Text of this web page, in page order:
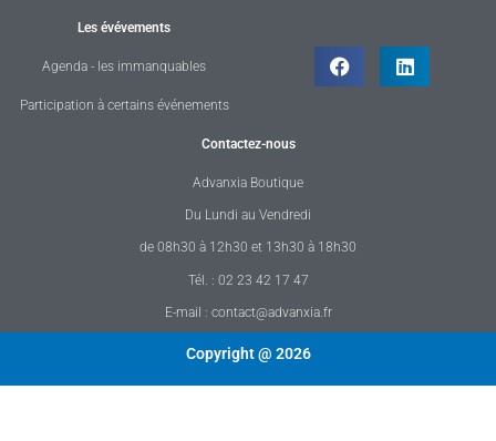
Les évévements
Agenda - les immanquables
Participation à certains événements
Contactez-nous
Advanxia Boutique
Du Lundi au Vendredi
de 08h30 à 12h30 et 13h30 à 18h30
Tél. : 02 23 42 17 47
E-mail : contact@advanxia.fr
Copyright @ 2026